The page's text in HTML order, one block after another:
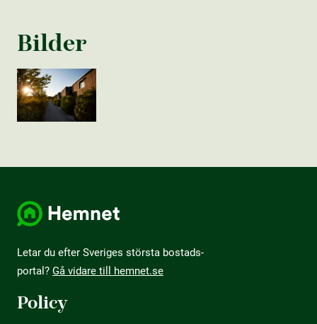
Bilder
Letar du efter Sveriges största bostads­
portal? Gå vidare till hemnet.se
Policy